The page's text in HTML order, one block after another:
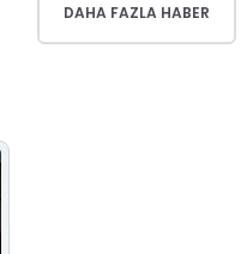
DAHA FAZLA HABER